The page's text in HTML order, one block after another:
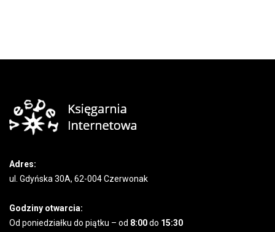
Adres:
ul. Gdyńska 30A, 62-004 Czerwonak
Godziny otwarcia:
Od poniedziałku do piątku – od 8:00do 15:30